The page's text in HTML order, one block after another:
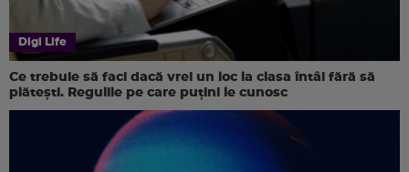
Digi Life
Ce trebuie să faci dacă vrei un loc la clasa întâi fără să
plătești. Regulile pe care puțini le cunosc